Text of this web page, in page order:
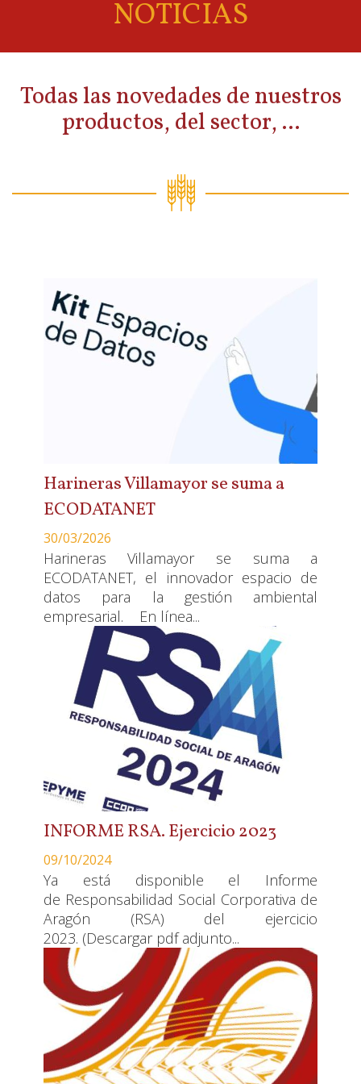
NOTICIAS
Todas las novedades de nuestros
productos, del sector, ...
Harineras Villamayor se suma a
ECODATANET
30/03/2026
Harineras Villamayor se suma a
ECODATANET, el innovador espacio de
datos para la gestión ambiental
empresarial. En línea...
INFORME RSA. Ejercicio 2023
09/10/2024
Ya está disponible el Informe
de Responsabilidad Social Corporativa de
Aragón (RSA) del ejercicio
2023. (Descargar pdf adjunto...